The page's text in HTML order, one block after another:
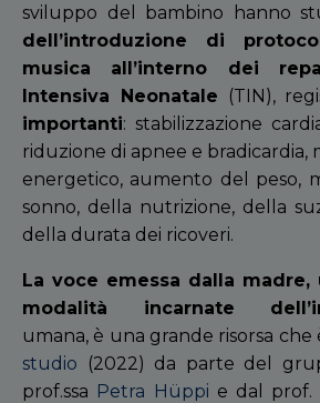
sviluppo del bambino hanno
dell’introduzione di
musica all’interno dei
Intensiva Neonatale (TIN),
importanti: stabilizzazione
riduzione di apnee e bradicardia,
energetico, aumento del peso,
sonno, della nutrizione, della
della durata dei ricoveri.
La voce emessa dalla
modalità incarnate
umana, è una grande risorsa
studio (2022) da parte del
prof.ssa Petra Hüppi e dal prof.